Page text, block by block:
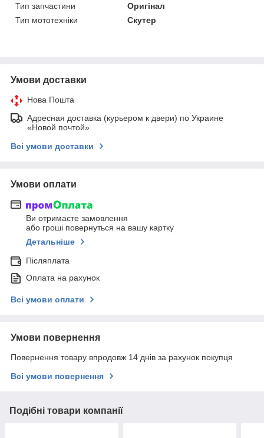
Тип запчастини
Оригінал
Тип мототехніки
Скутер
Умови доставки
Нова Пошта
Адресная доставка (курьером к двери) по Украине
«Новой почтой»
Всі умови доставки
Умови оплати
Ви отримаєте замовлення
або гроші повернуться на вашу картку
Детальніше
Післяплата
Оплата на рахунок
Всі умови оплати
Умови повернення
Повернення товару впродовж 14 днів за рахунок покупця
Всі умови повернення
Подібні товари компанії